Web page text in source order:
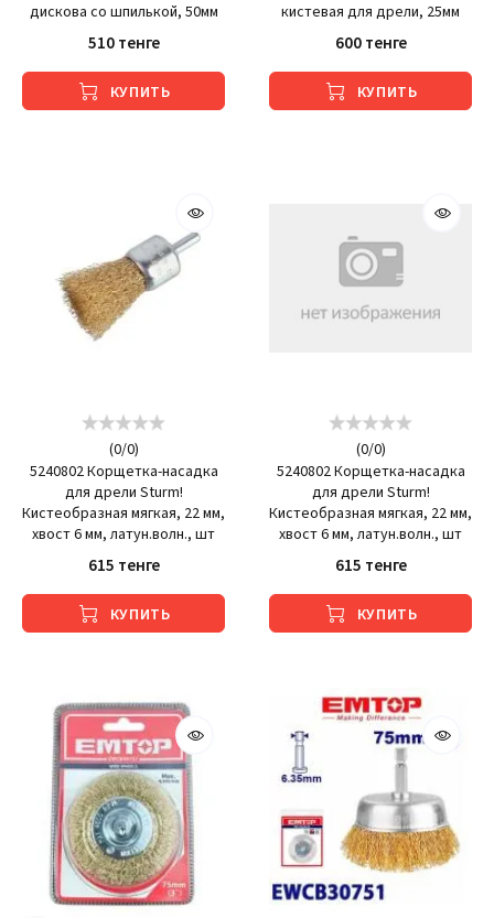
дискова со шпилькой, 50мм
510 тенге
КУПИТЬ
кистевая для дрели, 25мм
600 тенге
КУПИТЬ
(0/0)
5240802 Корщетка-насадка
для дрели Sturm!
Кистеобразная мягкая, 22 мм,
хвост 6 мм, латун.волн., шт
615 тенге
КУПИТЬ
(0/0)
5240802 Корщетка-насадка
для дрели Sturm!
Кистеобразная мягкая, 22 мм,
хвост 6 мм, латун.волн., шт
615 тенге
КУПИТЬ